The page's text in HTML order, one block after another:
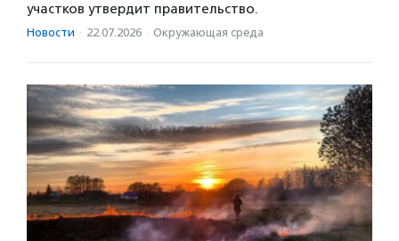
участков утвердит правительство.
Новости · 22.07.2026 · Окружающая среда